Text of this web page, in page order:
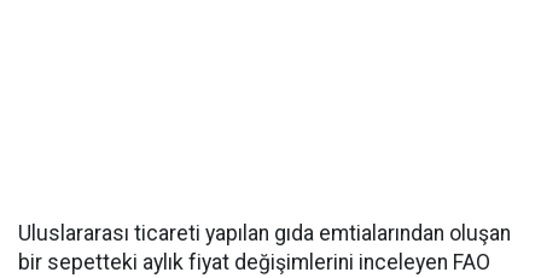
Uluslararası ticareti yapılan gıda emtialarından oluşan
bir sepetteki aylık fiyat değişimlerini inceleyen FAO